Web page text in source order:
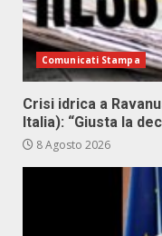
Comunicati Stampa
Crisi idrica a
Italia): “Giusta la
8 Agosto 2026